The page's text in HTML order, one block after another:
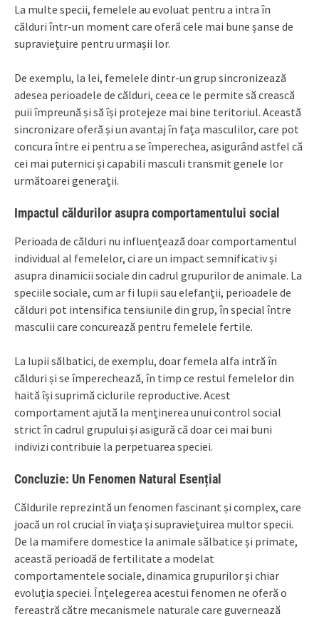
La multe specii, femelele au evoluat pentru a intra în
călduri într-un moment care oferă cele mai bune șanse de
supraviețuire pentru urmașii lor.
De exemplu, la lei, femelele dintr-un grup sincronizează
adesea perioadele de călduri, ceea ce le permite să crească
puii împreună și să își protejeze mai bine teritoriul. Această
sincronizare oferă și un avantaj în fața masculilor, care pot
concura între ei pentru a se împerechea, asigurând astfel că
cei mai puternici și capabili masculi transmit genele lor
următoarei generații.
Impactul căldurilor asupra comportamentului social
Perioada de călduri nu influențează doar comportamentul
individual al femelelor, ci are un impact semnificativ și
asupra dinamicii sociale din cadrul grupurilor de animale. La
speciile sociale, cum ar fi lupii sau elefanții, perioadele de
călduri pot intensifica tensiunile din grup, în special între
masculii care concurează pentru femelele fertile.
La lupii sălbatici, de exemplu, doar femela alfa intră în
călduri și se împerechează, în timp ce restul femelelor din
haită își suprimă ciclurile reproductive. Acest
comportament ajută la menținerea unui control social
strict în cadrul grupului și asigură că doar cei mai buni
indivizi contribuie la perpetuarea speciei.
Concluzie: Un Fenomen Natural Esențial
Căldurile reprezintă un fenomen fascinant și complex, care
joacă un rol crucial în viața și supraviețuirea multor specii.
De la mamifere domestice la animale sălbatice și primate,
această perioadă de fertilitate a modelat
comportamentele sociale, dinamica grupurilor și chiar
evoluția speciei. Înțelegerea acestui fenomen ne oferă o
fereastră către mecanismele naturale care guvernează